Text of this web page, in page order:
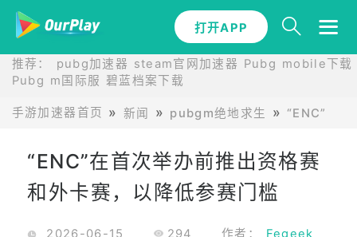
打开APP
推荐： pubg加速器 steam官网加速器 Pubg mobile下载
Pubg m国际服 碧蓝档案下载
手游加速器首页 新闻 pubgm绝地求生 “ENC”在
“ENC”在首次举办前推出资格赛
和外卡赛，以降低参赛门槛
2026-06-15 294 作者： Fegeek